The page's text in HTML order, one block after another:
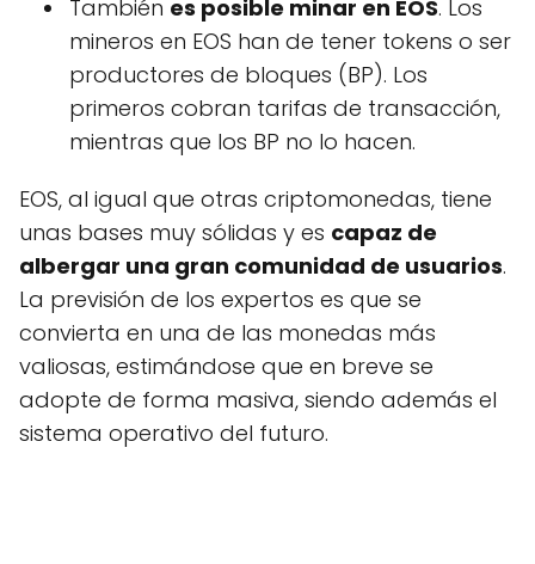
También es posible minar en EOS. Los
mineros en EOS han de tener tokens o ser
productores de bloques (BP). Los
primeros cobran tarifas de transacción,
mientras que los BP no lo hacen.
EOS, al igual que otras criptomonedas, tiene
unas bases muy sólidas y es capaz de
albergar una gran comunidad de usuarios.
La previsión de los expertos es que se
convierta en una de las monedas más
valiosas, estimándose que en breve se
adopte de forma masiva, siendo además el
sistema operativo del futuro.